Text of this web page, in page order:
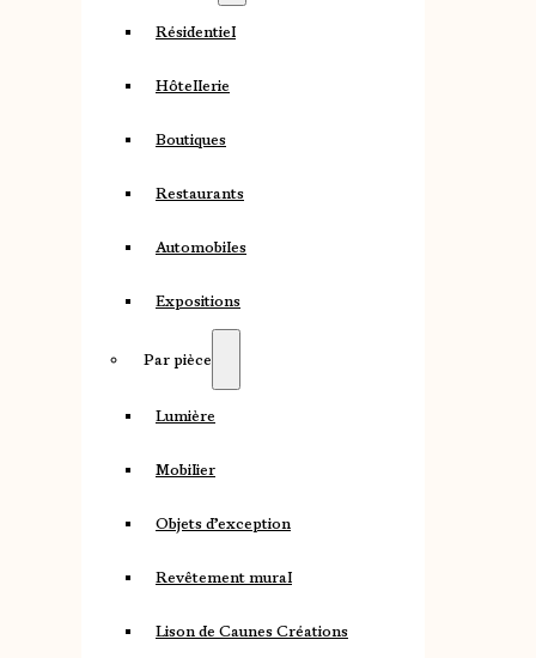
Résidentiel
Hôtellerie
Boutiques
Restaurants
Automobiles
Expositions
Par pièce
Lumière
Mobilier
Objets d’exception
Revêtement mural
Lison de Caunes Créations